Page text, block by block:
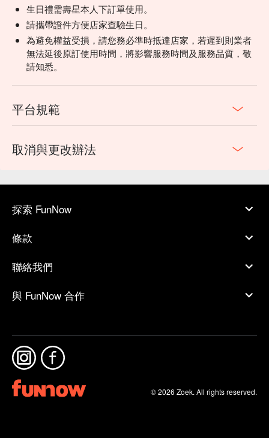
生日禮需壽星本人下訂單使用。
請攜帶證件方便店家查驗生日。
為避免權益受損，請您務必準時抵達店家，若遲到則業者
無法延後原訂使用時間，將影響服務時間及服務品質，敬
請知悉。
平台規範
取消與更改辦法
探索 FunNow
條款
聯絡我們
與 FunNow 合作
© 2026 Zoek. All rights reserved.